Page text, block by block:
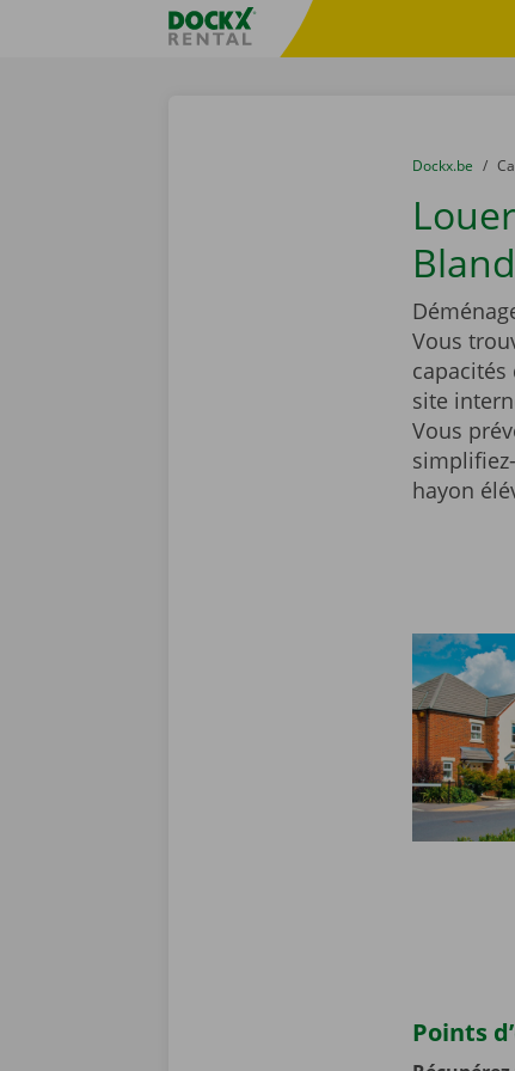
sitename
You are here:
du
Dockx.be to
Vous
site
Vous
hayon
Points